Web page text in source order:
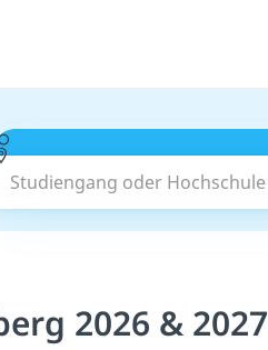
Studiengang oder Hochschule
2026 & 2027